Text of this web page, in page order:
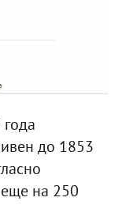
до 1853
на 250